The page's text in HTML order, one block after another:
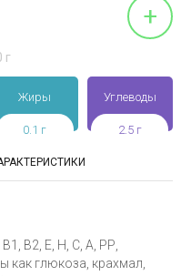
+
г
Жиры
0.1 г
Углеводы
2.5 г
В2, Е, Н, С, А, РР,
как глюкоза, крахмал,